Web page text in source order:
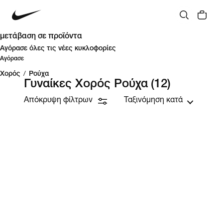
μετάβαση σε προϊόντα
Αγόρασε όλες τις νέες κυκλοφορίες
Αγόρασε
Χορός / Ρούχα
Γυναίκες Χορός Ρούχα (12)
Απόκρυψη φίλτρων Ταξινόμηση κατά